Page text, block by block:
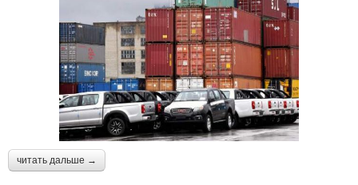
читать дальше →